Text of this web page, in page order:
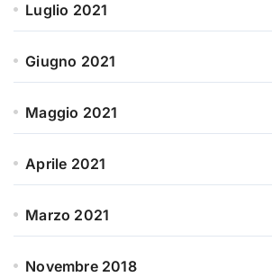
Luglio 2021
Giugno 2021
Maggio 2021
Aprile 2021
Marzo 2021
Novembre 2018